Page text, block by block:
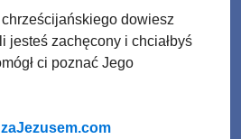
dowiesz
jesteś zachęcony i chciałbyś
ci poznać Jego